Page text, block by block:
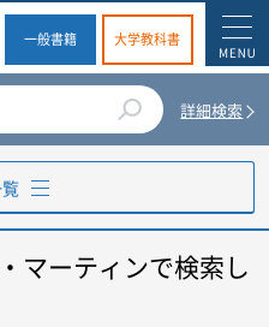
一般書籍 大学教科書
詳細検索
マーティンで検索し